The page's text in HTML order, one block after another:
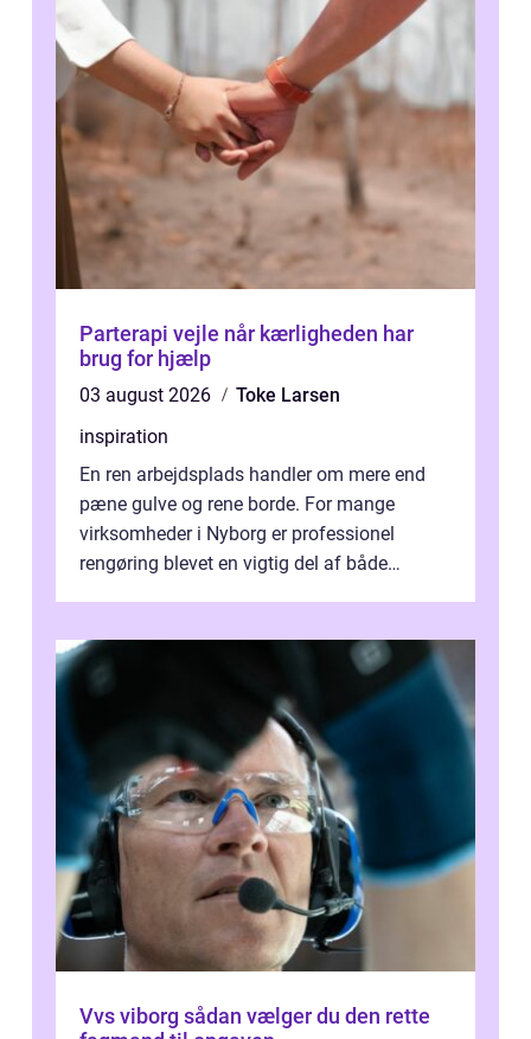
Parterapi vejle når kærligheden har
brug for hjælp
03 august 2026
Toke Larsen
inspiration
En ren arbejdsplads handler om mere end
pæne gulve og rene borde. For mange
virksomheder i Nyborg er professionel
rengøring blevet en vigtig del af både
Vvs viborg sådan vælger du den rette